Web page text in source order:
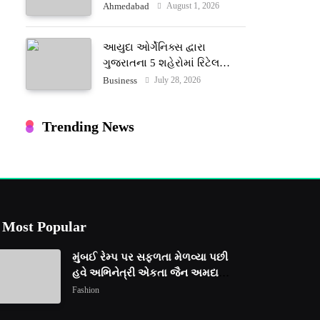
ટેરોટ રીડર પુનિતજી લુલ્લા એ
Ahmedabad August 1, 2026
આયુદા ઓર્ગેનિક્સ દ્વારા
ગુજરાતના 5 શહેરોમાં રિટેલ
સ્ટોર્સ અને ગીર ગાયના વૈદિક
Business July 28, 2026
Trending News
Most Popular
મુંબઈ રેમ્પ પર સફળતા મેળવ્યા પછી
હવે અભિનેત્રી એકતા જૈન અમદાવાદ
ફેશન વીકમાં પોતાની પ્રતિભા
Fashion